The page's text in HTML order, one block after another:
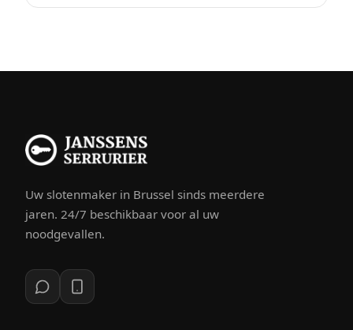
Uw slotenmaker in Brussel sinds meerdere
jaren. 24/7 beschikbaar voor al uw
noodgevallen.